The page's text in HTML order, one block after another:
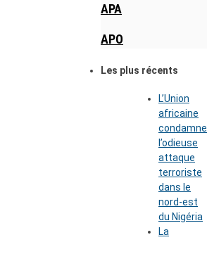
APA
APO
Les plus récents
L’Union
africaine
condamne
l’odieuse
attaque
terroriste
dans le
nord-est
du Nigéria
La